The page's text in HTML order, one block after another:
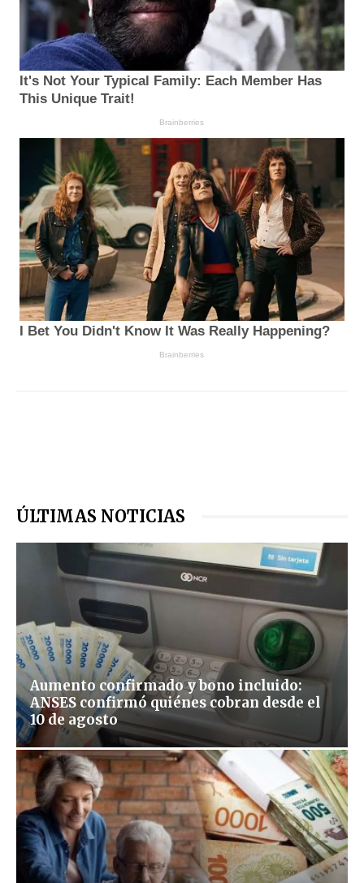
ÚLTIMAS NOTICIAS
Aumento confirmado y bono incluido:
ANSES confirmó quiénes cobran desde el
10 de agosto